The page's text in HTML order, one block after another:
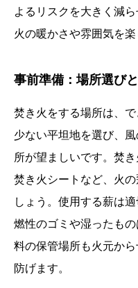
よるリスクを大きく減
火の暖かさや雰囲気を楽
事前準備：場所選び
焚き火をする場所は、
少ない平坦地を選び、
所が望ましいです。焚
焚き火シートなど、火
しょう。使用する薪は
燃性のゴミや湿ったも
料の保管場所も火元か
防げます。